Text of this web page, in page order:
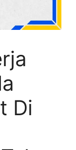
Di